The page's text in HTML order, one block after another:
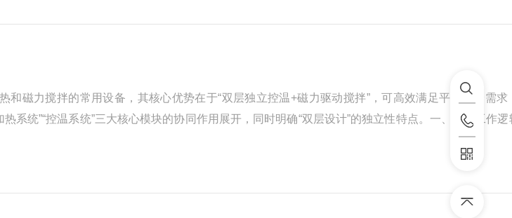
磁力搅拌的常用设备，其核心优势在于“双层独立控温+磁力驱动搅拌”，可高效满足平行实验需求
系统”“控温系统”三大核心模块的协同作用展开，同时明确“双层设计”的独立性特点。一、核心工作
加热’单元”集成在同一设备框架内，每层可单独设定搅拌速度和加热温度，互不干扰。其整体工作流